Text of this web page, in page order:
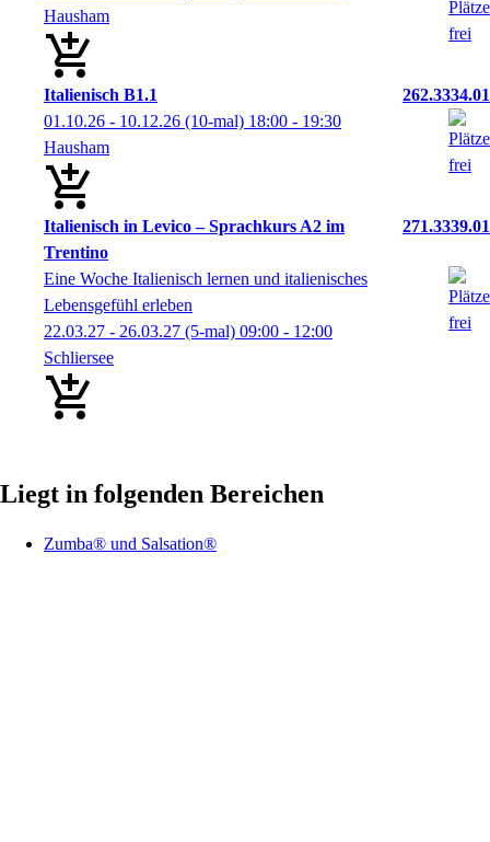
Hausham
Italienisch B1.1
262.3334.01
01.10.26 - 10.12.26 (10-mal) 18:00 - 19:30
Hausham
Italienisch in Levico – Sprachkurs A2 im
Trentino
271.3339.01
Eine Woche Italienisch lernen und italienisches
Lebensgefühl erleben
22.03.27 - 26.03.27 (5-mal) 09:00 - 12:00
Schliersee
Liegt in folgenden Bereichen
Zumba® und Salsation®